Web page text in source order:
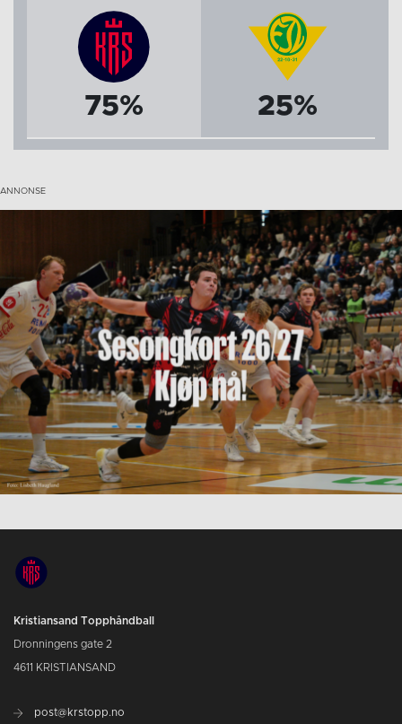
75% 25%
Kristiansand Topphåndball
Dronningens gate 2
4611 KRISTIANSAND
post@krstopp.no